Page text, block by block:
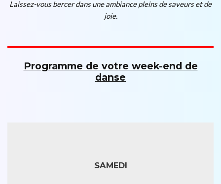
Laissez-vous bercer dans une ambiance pleins de saveurs et de
joie.
Programme de votre week-end de
danse
SAMEDI